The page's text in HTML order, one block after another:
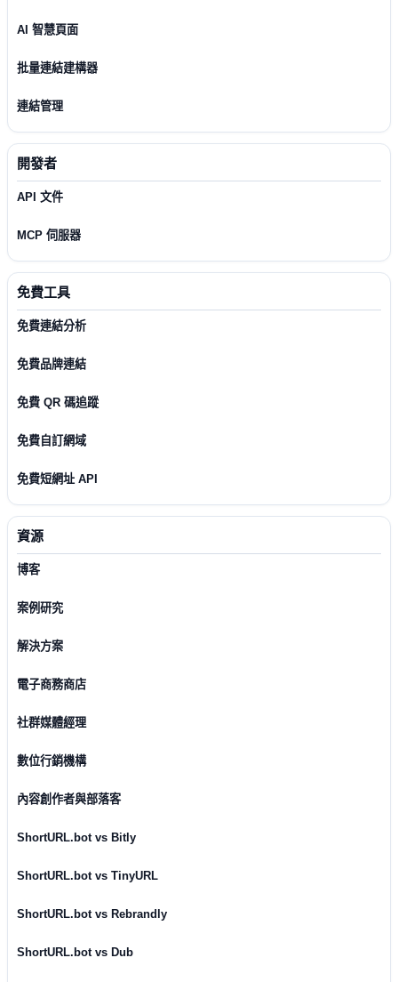
AI 智慧頁面
批量連結建構器
連結管理
開發者
API 文件
MCP 伺服器
免費工具
免費連結分析
免費品牌連結
免費 QR 碼追蹤
免費自訂網域
免費短網址 API
資源
博客
案例研究
解決方案
電子商務商店
社群媒體經理
數位行銷機構
內容創作者與部落客
ShortURL.bot vs Bitly
ShortURL.bot vs TinyURL
ShortURL.bot vs Rebrandly
ShortURL.bot vs Dub